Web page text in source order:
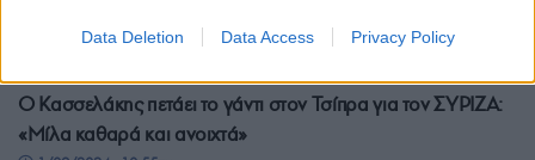
Data Deletion Data Access Privacy Policy
Ο Κασσελάκης πετάει το γάντι στον Τσίπρα για τον ΣΥΡΙΖΑ:
«Μίλα καθαρά και ανοιχτά»